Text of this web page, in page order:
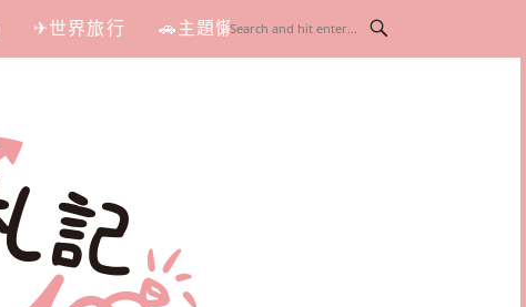
✈世界旅行 🚗主題懶人包